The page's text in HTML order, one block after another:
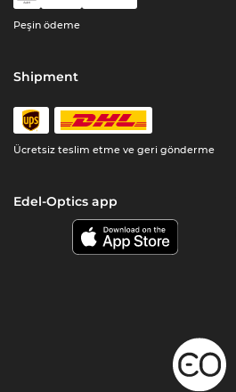
Peşin ödeme
Shipment
Ücretsiz teslim etme ve geri gönderme
Edel-Optics app